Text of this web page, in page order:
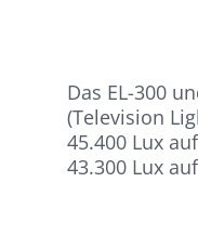
Das EL-300
(Television
45.400 Lux
43.300 Lux